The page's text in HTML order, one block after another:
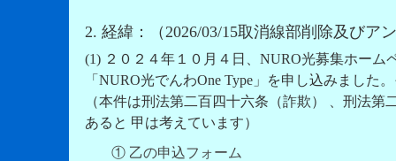
2. 経緯：（2026/03/15取消線部削除及びア
(1) ２０２４年１０月４日、NURO光募集ホー
「NURO光でんわOne Type」を申し込みました
（本件は刑法第二百四十六条（詐欺） 、刑法
あると 甲は考えています）
① 乙の申込フォーム